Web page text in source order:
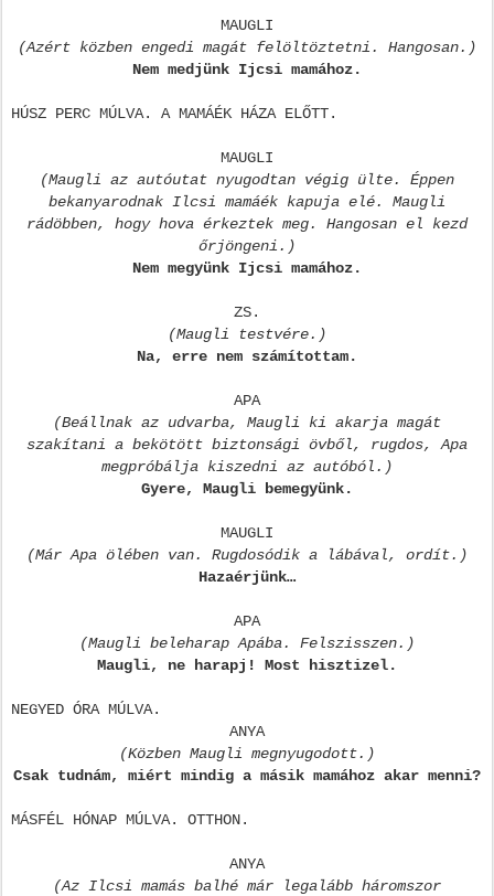
MAUGLI
(Azért közben engedi magát felöltöztetni. Hangosan.)
Nem medjünk Ijcsi mamához.
HÚSZ PERC MÚLVA. A MAMÁÉK HÁZA ELŐTT.
MAUGLI
(Maugli az autóutat nyugodtan végig ülte. Éppen
bekanyarodnak Ilcsi mamáék kapuja elé. Maugli
rádöbben, hogy hova érkeztek meg. Hangosan el kezd
őrjöngeni.)
Nem megyünk Ijcsi mamához.
ZS.
(Maugli testvére.)
Na, erre nem számítottam.
APA
(Beállnak az udvarba, Maugli ki akarja magát
szakítani a bekötött biztonsági övből, rugdos, Apa
megpróbálja kiszedni az autóból.)
Gyere, Maugli bemegyünk.
MAUGLI
(Már Apa ölében van. Rugdosódik a lábával, ordít.)
Hazaérjünk…
APA
(Maugli beleharap Apába. Felszisszen.)
Maugli, ne harapj! Most hisztizel.
NEGYED ÓRA MÚLVA.
ANYA
(Közben Maugli megnyugodott.)
Csak tudnám, miért mindig a másik mamához akar menni?
MÁSFÉL HÓNAP MÚLVA. OTTHON.
ANYA
(Az Ilcsi mamás balhé már legalább háromszor